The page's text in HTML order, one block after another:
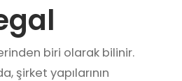
biri olarak bilinir.
şirket yapılarının